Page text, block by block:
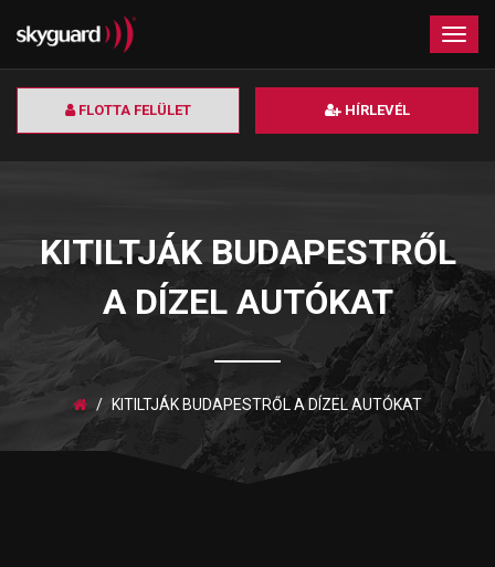
FLOTTA FELÜLET HÍRLEVÉL
×
KITILTJÁK BUDAPESTRŐL
A DÍZEL AUTÓKAT
KITILTJÁK BUDAPESTRŐL A DÍZEL AUTÓKAT